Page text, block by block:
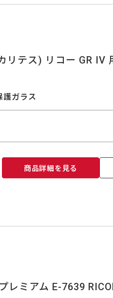
テス) リコー GR IV
護ガラス
商品詳細を見る
レミアム E-7639